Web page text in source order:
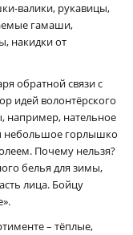
валики, рукавицы,
гамаши,
накидки от
обратной связи с
идей волонтёрского
нательное
небольшое горлышко
Почему нельзя?
белья для зимы,
лица. Бойцу
– тёплые,